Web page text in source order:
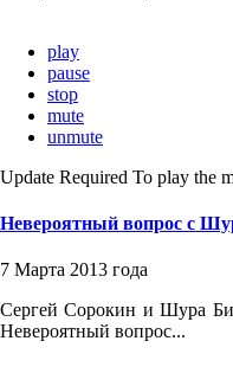
play
pause
stop
mute
unmute
Update Required To play the
Невероятный вопрос с
7 Марта 2013 года
Сергей Сорокин и Шура Би-
Невероятный вопрос...